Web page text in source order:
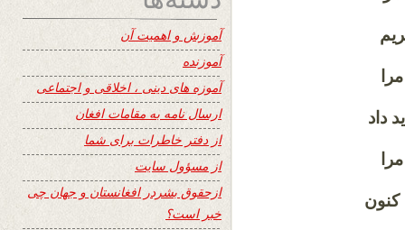
داد
آموزش و اهمیت آن
آموزنده
آموزه های دینی ، اخلاقی و اجتماعی
ارسال نامه به مقامات افغان
از دفتر خاطرات برای شما
از مسؤول سایت
ازحقوق بشردر افغانستان و جهان چی
خبر است؟